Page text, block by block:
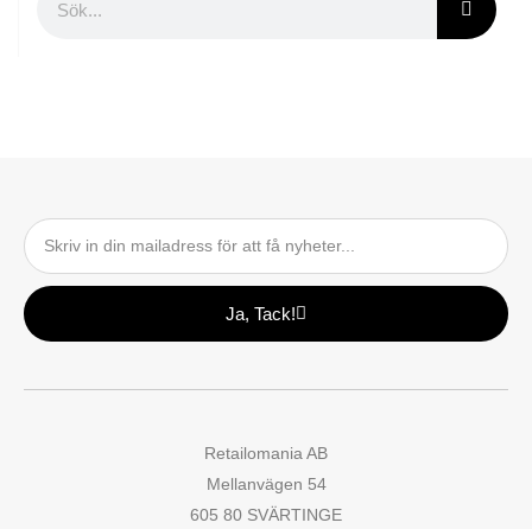
Email
Ja, Tack!
Retailomania AB
Mellanvägen 54
605 80 SVÄRTINGE